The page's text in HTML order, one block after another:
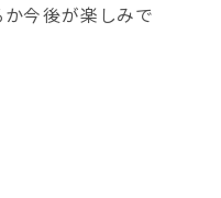
か今後が楽しみで